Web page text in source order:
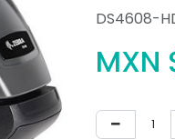
DS4608-
MXN